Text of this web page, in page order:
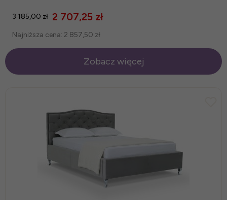
2 707,25 zł
3 185,00 zł
Najniższa cena: 2 857,50 zł
Zobacz więcej